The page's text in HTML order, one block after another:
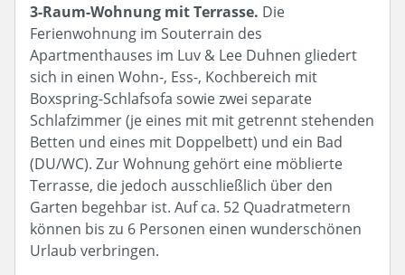
3-Raum-Wohnung mit Terrasse. Die
Ferienwohnung im Souterrain des
Apartmenthauses im Luv & Lee Duhnen gliedert
sich in einen Wohn-, Ess-, Kochbereich mit
Boxspring-Schlafsofa sowie zwei separate
Schlafzimmer (je eines mit mit getrennt stehenden
Betten und eines mit Doppelbett) und ein Bad
(DU/WC). Zur Wohnung gehört eine möblierte
Terrasse, die jedoch ausschließlich über den
Garten begehbar ist. Auf ca. 52 Quadratmetern
können bis zu 6 Personen einen wunderschönen
Urlaub verbringen.